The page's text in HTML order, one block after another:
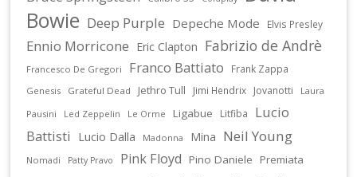
Bowie Deep Purple Depeche Mode Elvis Presley
Ennio Morricone Eric Clapton Fabrizio de Andrè
Francesco De Gregori Franco Battiato Frank Zappa
Genesis Grateful Dead Jethro Tull Jimi Hendrix Jovanotti
Laura
Pausini
Led Zeppelin Le Orme Ligabue Litfiba
Lucio
Battisti
Lucio Dalla Madonna Mina Neil Young
Nomadi Patty Pravo Pink Floyd Pino Daniele
Premiata